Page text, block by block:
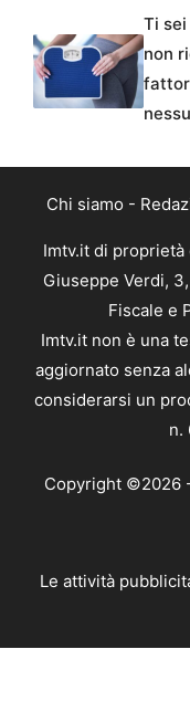
Ti sei
non
Chi siamo -
Imtv.it di proprietà
Giuseppe Verdi,
Fiscale e
Imtv.it non è una
aggiornato senza
considerarsi un
n.
Copyright ©2026
Le attività